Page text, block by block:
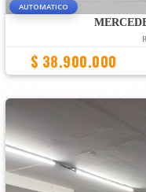
AUTOMATICO
$ 38.900.000